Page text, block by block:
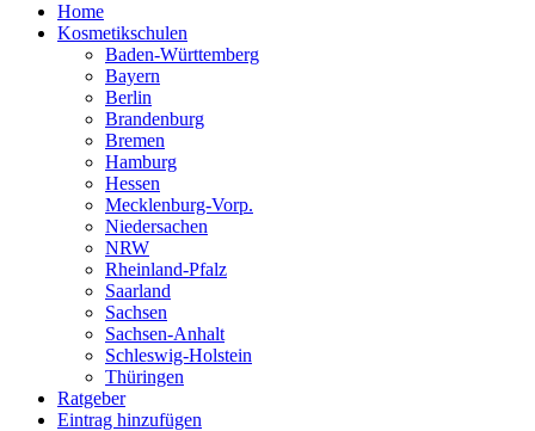
Home
Kosmetikschulen
Baden-Württemberg
Bayern
Berlin
Brandenburg
Bremen
Hamburg
Hessen
Mecklenburg-Vorp.
Niedersachen
NRW
Rheinland-Pfalz
Saarland
Sachsen
Sachsen-Anhalt
Schleswig-Holstein
Thüringen
Ratgeber
Eintrag hinzufügen